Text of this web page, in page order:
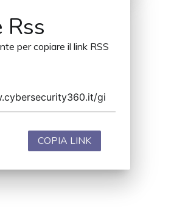
Rss
per copiare il link RSS
COPIA LINK